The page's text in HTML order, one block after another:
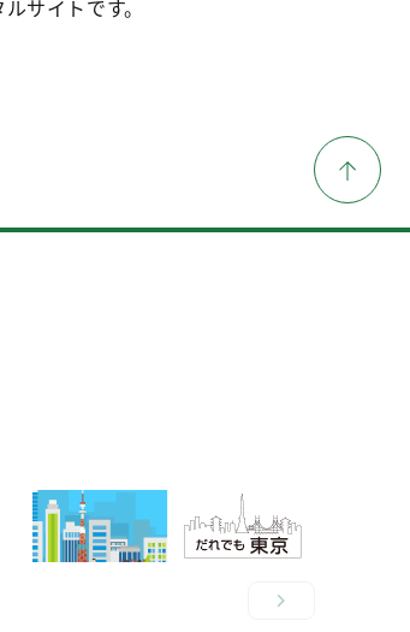
サイトです。